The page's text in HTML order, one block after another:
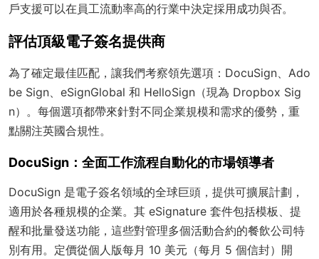
戶支援可以在員工流動率高的行業中決定採用成功與否。
評估頂級電子簽名提供商
為了確定最佳匹配，讓我們考察領先選項：DocuSign、Ado
be Sign、eSignGlobal 和 HelloSign（現為 Dropbox Sig
n）。每個選項都帶來針對不同企業規模和需求的優勢，重
點關注英國合規性。
DocuSign：全面工作流程自動化的市場領導者
DocuSign 是電子簽名領域的全球巨頭，提供可擴展計劃，
適用於各種規模的企業。其 eSignature 套件包括模板、提
醒和批量發送功能，這些對管理多個活動合約的餐飲公司特
別有用。定價從個人版每月 10 美元（每月 5 個信封）開